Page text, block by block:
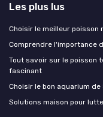
Les plus lus
Choisir le meilleur
Comprendre l'importance
Tout savoir sur le poisson
fascinant
Choisir le bon aquarium
Solutions maison pour